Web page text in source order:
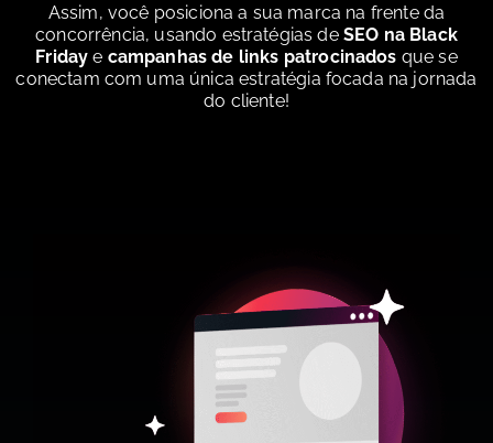
Assim, você posiciona a sua marca na frente da
concorrência, usando estratégias de SEO na Black
Friday e campanhas de links patrocinados que se
conectam com uma única estratégia focada na jornada
do cliente!